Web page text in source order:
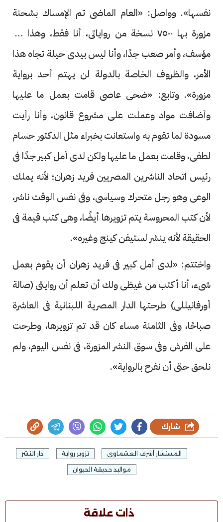
نفسها». وواصل: «العام الماضى تم الإمساك بشحنة
مزورة بها ٧٥٠٠ نسخة من رواياتى، أنا فقط، وهذا أمر
مؤسف، وأمر صعب جدًا، وأنا ليس بيدى حيلة تجاه هذا
الأمر، والظروف الخاصة بالدولة لن يهتم أحد برواية
مزورة». وتابع: «ضحى عاصى قامت بعمل ما عليها
وأضافت مواد وعملت على مشروع قانون، وأنا رأيت
مسودة لما تقوم به واستعانت بخبراء مثل الدكتور حسام
لطفى، وقامت بعمل ما عليها ولكن لدى أمل كبير جدًا فى
رئيس اتحاد الناشرين المصريين فريد زهران؛ لأنه يملك
الوعى وهو رجل متحرك وسياسى، وفى نفس الوقت ناشر،
لأن كتب المحروسة يتم تزويرها أيضًا، وهى كتب قيمة فى
الحقيقة لأنه ينشر لستيفن كينج وغيره».
واختتم: «لدى أمل كبير فى فريد زهران أن يقوم بعمل
شىء، أنا أكتب من غيظى ولك أن تعلم أن روايتى (صالة
أورفانيللى) طرحتها الدار المصرية اللبنانية فى العاشرة
صباحًا، وفى الثامنة مساء كان قد تم تزويرها، وطرحت
على الفرش وفى سوق النشر المزورة، فى نفس اليوم، ولم
نلحق حتى أن نفرح بالرواية».
شارك
المستشار أشرف العشماوى تزوير رواية دار النشر
مواليد حديقة الحيوان
ذات علاقة